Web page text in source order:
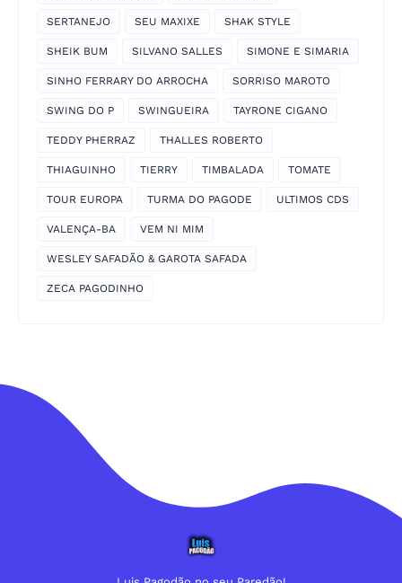
SERTANEJO SEU MAXIXE SHAK STYLE
SHEIK BUM SILVANO SALLES SIMONE E SIMARIA
SINHO FERRARY DO ARROCHA SORRISO MAROTO
SWING DO P SWINGUEIRA TAYRONE CIGANO
TEDDY PHERRAZ THALLES ROBERTO
THIAGUINHO TIERRY TIMBALADA TOMATE
TOUR EUROPA TURMA DO PAGODE ULTIMOS CDS
VALENÇA-BA VEM NI MIM
WESLEY SAFADÃO & GAROTA SAFADA
ZECA PAGODINHO